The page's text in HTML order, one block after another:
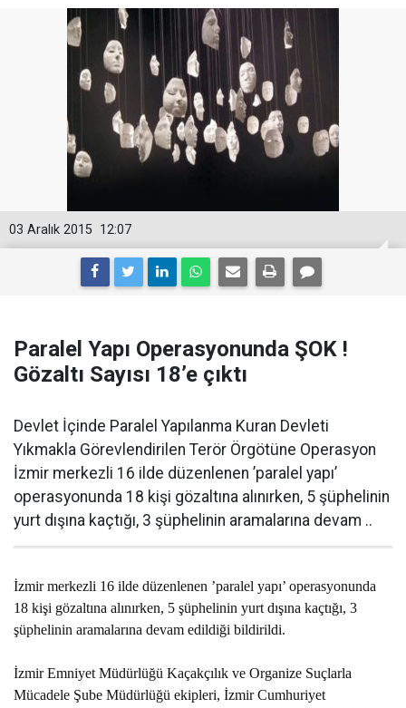
12:07
03 Aralık 2015
Paralel Yapı Operasyonunda ŞOK !
Gözaltı Sayısı 18’e çıktı
Devlet İçinde Paralel Yapılanma Kuran Devleti
Yıkmakla Görevlendirilen Terör Örgötüne Operasyon
İzmir merkezli 16 ilde düzenlenen ’paralel yapı’
operasyonunda 18 kişi gözaltına alınırken, 5 şüphelinin
yurt dışına kaçtığı, 3 şüphelinin aramalarına devam ..
İzmir merkezli 16 ilde düzenlenen ’paralel yapı’ operasyonunda
18 kişi gözaltına alınırken, 5 şüphelinin yurt dışına kaçtığı, 3
şüphelinin aramalarına devam edildiği bildirildi.
İzmir Emniyet Müdürlüğü Kaçakçılık ve Organize Suçlarla
Mücadele Şube Müdürlüğü ekipleri, İzmir Cumhuriyet